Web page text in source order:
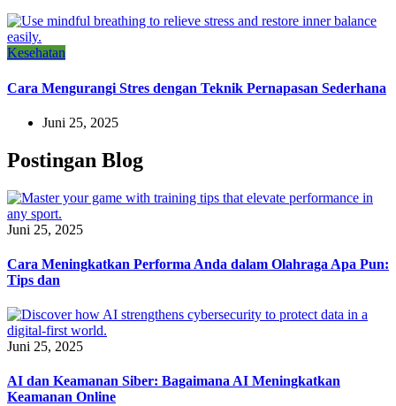
Kesehatan
Cara Mengurangi Stres dengan Teknik Pernapasan Sederhana
Juni 25, 2025
Postingan Blog
Juni 25, 2025
Cara Meningkatkan Performa Anda dalam Olahraga Apa Pun:
Tips dan
Juni 25, 2025
AI dan Keamanan Siber: Bagaimana AI Meningkatkan
Keamanan Online